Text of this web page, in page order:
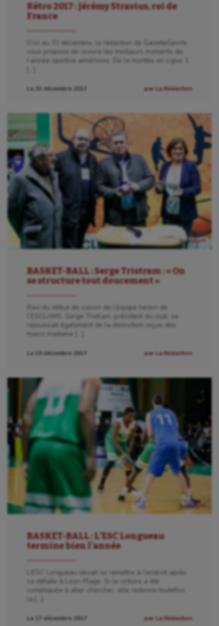
Rétro 2017 : Jérémy Stravius, roi de
France
D’ici au 31 décembre, la rédaction de GazetteSports
vous propose de revivre les meilleurs moments de
l’année sportive amiénoise. De la montée en Ligue 1
Le 31 décembre 2017 par La Rédaction
BASKET-BALL : Serge Tristram : « On
se structure tout doucement »
Ravi du début de saison de l’équipe fanion de
l’ESCLAMS, Serge Tristram, président du club, se
réjouissait également de la distinction reçue des
mains madame […]
Le 19 décembre 2017 par La Rédaction
BASKET-BALL : L’ESC Longueau
termine bien l’année
L’ESC Longueau devait se remettre à l’endroit après
sa défaite à Loon-Plage. Si la victoire a été
compliquée à aller chercher, elle redonne toutefois
la […]
Le 17 décembre 2017 par La Rédaction